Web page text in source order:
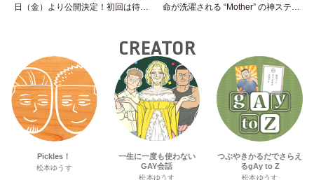
日（金）より公開決定！初回は待望
命が洗濯される “Mother” の神ステー
CREATOR
Pickles！
松本ゆうす
一生に一度も使わない
GAY会話
松本ゆうす
つぶやきかるだでさらえ
るgAy to Z
松本ゆうす